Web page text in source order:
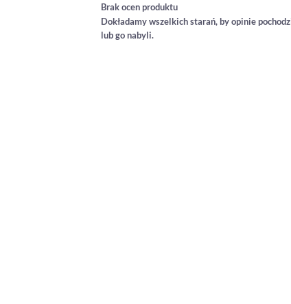
Brak ocen produktu
Dokładamy wszelkich starań, by opinie
lub go nabyli.